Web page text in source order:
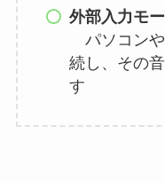
外部入力モ
パソコンや
続し、その
す